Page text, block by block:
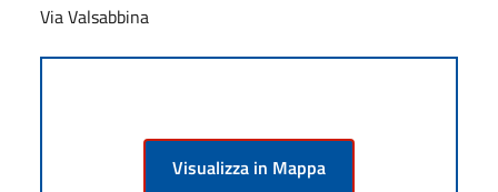
Via Valsabbina
Visualizza in Mappa